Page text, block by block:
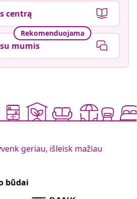
centrą
Rekomenduojama
mumis
geriau, išleisk mažiau
būdai